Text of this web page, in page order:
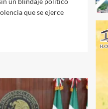
que se ejerce